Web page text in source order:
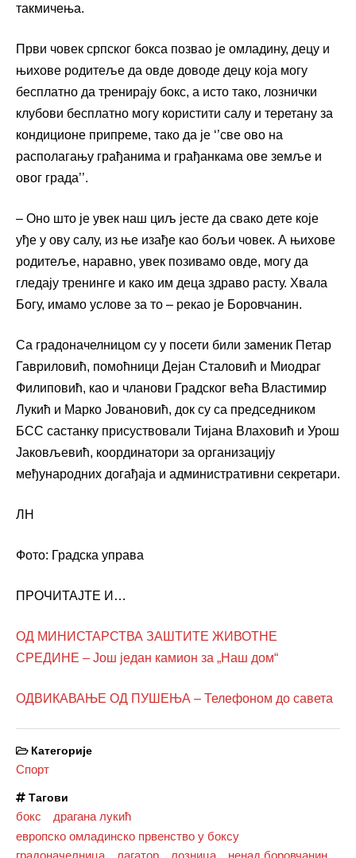
такмичења.
Први човек српског бокса позвао је омладину, децу и
њихове родитеље да овде доводе децу која могу
бесплатно да тренирају бокс, а исто тако, лознички
клубови бесплатно могу користити салу и теретану за
кондиционе припреме, тако да је ‘’све ово на
располагању грађанима и грађанкама ове земље и
овог града’’.
– Оно што је увек наш циљ јесте да свако дете које
уђе у ову салу, из ње изађе као бољи човек. А њихове
родитеље, наравно, увек позивамо овде, могу да
гледају тренинге и како им деца здраво расту. Хвала
Богу, имамо услове за то – рекао је Боровчанин.
Са градоначелницом су у посети били заменик Петар
Гавриловић, помоћници Дејан Сталовић и Миодраг
Филиповић, као и чланови Градског већа Властимир
Лукић и Марко Јовановић, док су са председником
БСС састанку присуствовали Тијана Влаховић и Урош
Јаковљевић, координатори за организацију
међународних догађаја и административни секретари.
ЛН
Фото: Градска управа
ПРОЧИТАЈТЕ И…
ОД МИНИСТАРСТВА ЗАШТИТЕ ЖИВОТНЕ
СРЕДИНЕ – Још један камион за „Наш дом“
ОДВИКАВАЊЕ ОД ПУШЕЊА – Телефоном до савета
Категорије
Спорт
Тагови
бокс
драгана лукић
европско омладинско првенство у боксу